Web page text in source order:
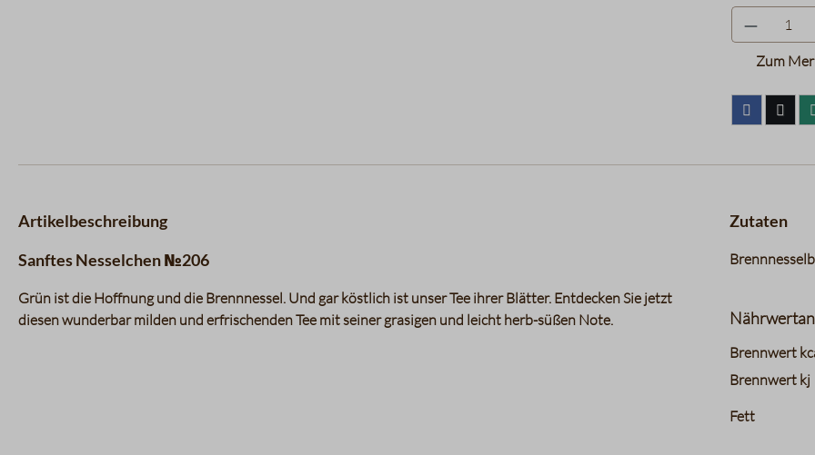
Zum
Artikelbeschreibung
Sanftes Nesselchen №206
Grün ist die Hoffnung und die Brennnessel. Und gar köstlich ist unser Tee ihrer Blätter. Entdecken Sie jetzt
diesen wunderbar milden und erfrischenden Tee mit seiner grasigen und leicht herb-süßen Note.
Zutaten
Brennwert
Brennwert kj
Fett